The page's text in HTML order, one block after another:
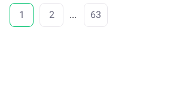
1 2 ... 63